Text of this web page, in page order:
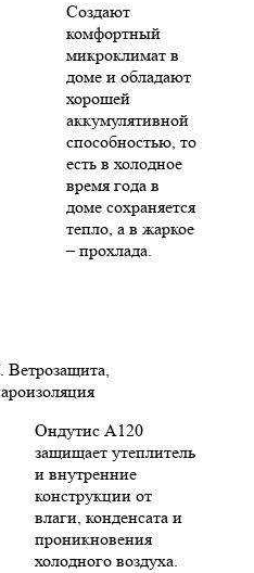
Создают
комфортный
микроклимат в
доме и обладают
хорошей
аккумулятивной
способностью, то
есть в холодное
время года в
доме сохраняется
тепло, а в жаркое
– прохлада.
Ветрозащита,
Ондутис А120
защищает утеплитель
и внутренние
конструкции от
влаги, конденсата и
проникновения
холодного воздуха.